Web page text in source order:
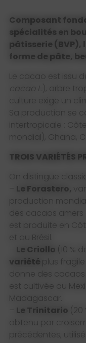
Composant
spécialités en
pâtisserie (BVP),
forme de pâte,
Le cacao est issu
cacao L. ), arbre
culture exige un
Sa production se
intertropicale :
mondial), Ghana,
TROIS VARIÉTÉS
On distingue
– Le Forastero,
production
des cacaos amers
est produite en
et au Brésil.
– Le Criollo (10 %
variété plus
donne des cacaos
est cultivée au
Madagascar.
– Le Trinitario (20
obtenu par
précédentes,